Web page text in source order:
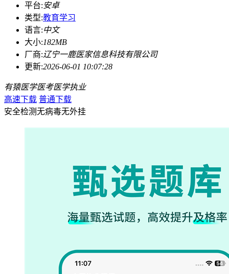
平台:安卓
类型:教育学习
语言:中文
大小:182MB
厂商:辽宁一鹿医家信息科技有限公司
更新:2026-06-01 10:07:28
有猿医学医考医学执业
高速下载 普通下载
安全检测无病毒无外挂